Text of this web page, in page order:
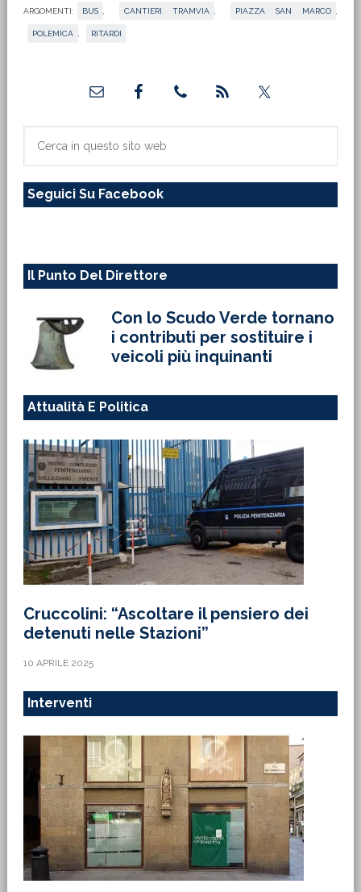
ARGOMENTI: BUS CANTIERI TRAMVIA PIAZZA SAN MARCO
POLEMICA RITARDI
primaria
sito
Seguici Su Facebook
Il Punto Del Direttore
Con lo Scudo Verde tornano
i contributi per sostituire i
veicoli più inquinanti
Attualità E Politica
Cruccolini: “Ascoltare il pensiero dei
detenuti nelle Stazioni”
10 APRILE 2025
Interventi